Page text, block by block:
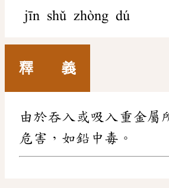
jīn shǔ zhòng dú
釋 義
由於吞入或吸入重金屬
危害，如鉛中毒。